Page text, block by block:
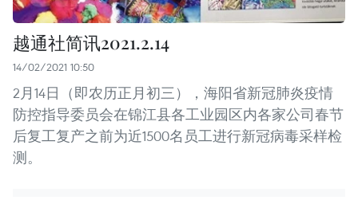
越通社简讯2021.2.14
14/02/2021 10:50
2月14日（即农历正月初三），海阳省新冠肺炎疫情
防控指导委员会在锦江县各工业园区内各家公司春节
后复工复产之前为近1500名员工进行新冠病毒采样检
测。